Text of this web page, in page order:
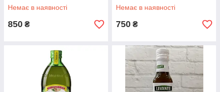
Немає в наявності
850 ₴
Немає в наявності
750 ₴